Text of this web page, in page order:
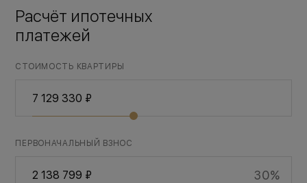
Расчёт ипотечных
платежей
СТОИМОСТЬ КВАРТИРЫ
ПЕРВОНАЧАЛЬНЫЙ ВЗНОС
30%